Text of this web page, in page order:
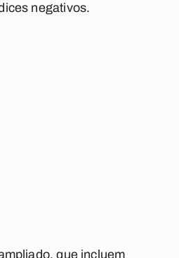
negativos.
que incluem